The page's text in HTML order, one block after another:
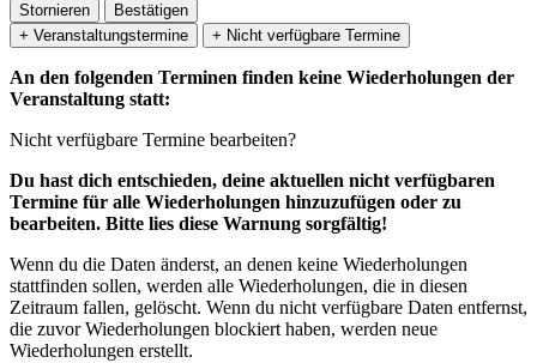
Stornieren
Bestätigen
+ Veranstaltungstermine
+ Nicht verfügbare Termine
An den folgenden Terminen finden keine Wiederholungen der
Veranstaltung statt:
Nicht verfügbare Termine bearbeiten?
Du hast dich entschieden, deine aktuellen nicht verfügbaren
Termine für alle Wiederholungen hinzuzufügen oder zu
bearbeiten. Bitte lies diese Warnung sorgfältig!
Wenn du die Daten änderst, an denen keine Wiederholungen
stattfinden sollen, werden alle Wiederholungen, die in diesen
Zeitraum fallen, gelöscht. Wenn du nicht verfügbare Daten entfernst,
die zuvor Wiederholungen blockiert haben, werden neue
Wiederholungen erstellt.